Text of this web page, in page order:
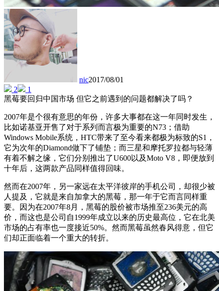
nic2017/08/01
2
1
黑莓要回归中国市场 但它之前遇到的问题都解决了吗？
2007年是个很有意思的年份，许多大事都在这一年同时发生，
比如诺基亚开售了对于系列而言极为重要的N73；借助
Windows Mobile系统，HTC带来了至今看来都极为标致的S1，
它为次年的Diamond做下了铺垫；而三星和摩托罗拉都与轻薄
有着不解之缘，它们分别推出了U600以及Moto V8，即便放到
十年后，这两款产品同样值得回味。
然而在2007年，另一家远在太平洋彼岸的手机公司，却很少被
人提及，它就是来自加拿大的黑莓，那一年于它而言同样重
要。因为在2007年8月，黑莓的股价被市场推至236美元的高
价，而这也是公司自1999年成立以来的历史最高位，它在北美
市场的占有率也一度接近50%。然而黑莓虽然春风得意，但它
们却正面临着一个重大的转折。